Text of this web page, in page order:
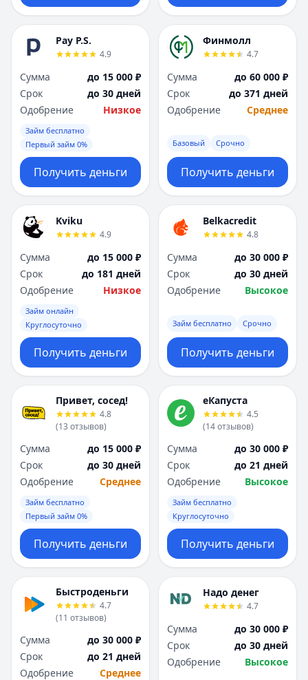
Pay P.S.
4.9
Сумма
до 15 000 ₽
Срок
до 30 дней
Одобрение
Низкое
Займ бесплатно
Первый займ 0%
Получить деньги
Финмолл
4.7
Сумма
до 60 000 ₽
Срок
до 371 дней
Одобрение
Среднее
Базовый Срочно
Получить деньги
Kviku
4.9
Сумма
до 15 000 ₽
Срок
до 181 дней
Одобрение
Низкое
Займ онлайн
Круглосуточно
Получить деньги
Belkacredit
4.8
Сумма
до 30 000 ₽
Срок
до 30 дней
Одобрение
Высокое
Займ бесплатно Срочно
Получить деньги
Привет, сосед!
4.8
(13 отзывов)
Сумма
до 15 000 ₽
Срок
до 30 дней
Одобрение
Среднее
Займ бесплатно
Первый займ 0%
Получить деньги
еКапуста
4.5
(14отзывов)
Сумма
до 30 000 ₽
Срок
до 21 дней
Одобрение
Высокое
Займ бесплатно
Круглосуточно
Получить деньги
Быстроденьги
4.7
(11 отзывов)
Сумма
до 30 000 ₽
Срок
до 21 дней
Одобрение
Среднее
Надо денег
4.7
Сумма
до 30 000 ₽
Срок
до 30 дней
Одобрение
Высокое